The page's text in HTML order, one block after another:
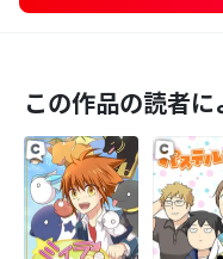
この作品の読者